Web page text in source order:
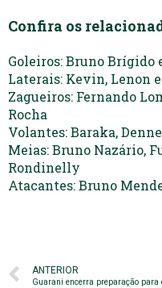
Confira os
Goleiros: Bruno Brígido
Laterais: Kevin, Lenon
Zagueiros: Fernando
Rocha
Volantes: Baraka,
Meias: Bruno Nazário,
Rondinelly
Atacantes: Bruno
ANTERIOR